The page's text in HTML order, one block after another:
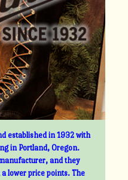
established in 1932 with
in Portland, Oregon.
and they
lower price points. The